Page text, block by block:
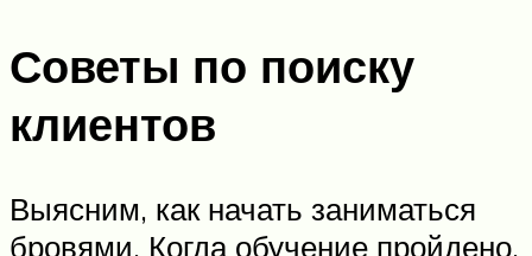
Советы по поиску
клиентов
Выясним, как начать заниматься
бровями. Когда обучение пройдено,